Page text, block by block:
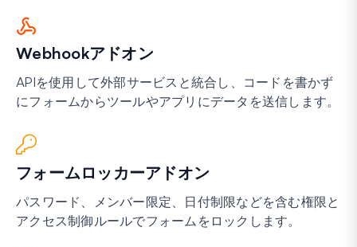
Webhookアドオン
APIを使用して外部サービスと統合し、コードを書かず
にフォームからツールやアプリにデータを送信します。
フォームロッカーアドオン
パスワード、メンバー限定、日付制限などを含む権限と
アクセス制御ルールでフォームをロックします。